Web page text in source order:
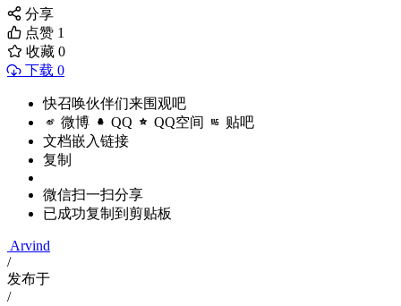
分享
点赞 1
收藏 0
下载 0
快召唤伙伴们来围观吧
微博 QQ QQ空间 贴吧
文档嵌入链接
复制
微信扫一扫分享
已成功复制到剪贴板
Arvind
/
发布于
/